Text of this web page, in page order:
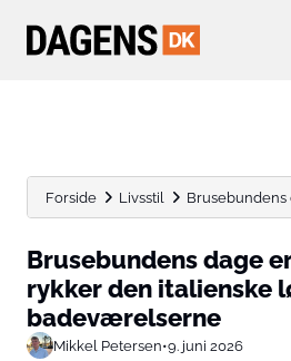
Forside Livsstil Brusebundens
Brusebundens dage
rykker den italienske
badeværelserne
Mikkel Petersen•9. juni 2026